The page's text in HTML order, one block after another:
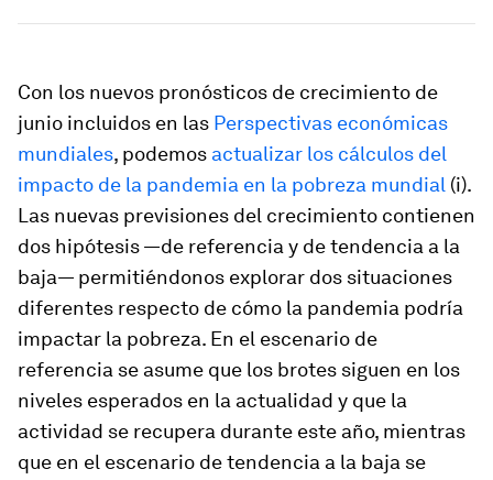
Con los nuevos pronósticos de crecimiento de
junio incluidos en las Perspectivas económicas
mundiales, podemos actualizar los cálculos del
impacto de la pandemia en la pobreza mundial (i).
Las nuevas previsiones del crecimiento contienen
dos hipótesis —de referencia y de tendencia a la
baja— permitiéndonos explorar dos situaciones
diferentes respecto de cómo la pandemia podría
impactar la pobreza. En el escenario de
referencia se asume que los brotes siguen en los
niveles esperados en la actualidad y que la
actividad se recupera durante este año, mientras
que en el escenario de tendencia a la baja se